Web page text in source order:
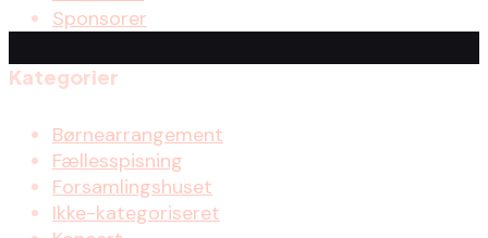
Sponsorer
Kategorier
Børnearrangement
Fællesspisning
Forsamlingshuset
Ikke-kategoriseret